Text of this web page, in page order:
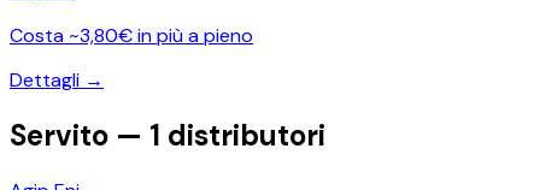
Costa ~3,80€ in più a pieno
Dettagli →
Servito — 1 distributori